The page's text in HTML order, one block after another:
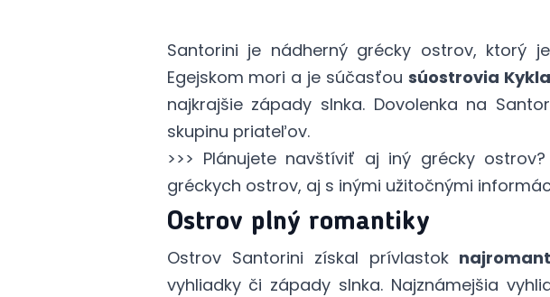
Santorini je nádherný grécky ostrov, ktorý
Egejskom mori a je súčasťou súostrovia
najkrajšie západy slnka. Dovolenka na
skupinu priateľov.
>>> Plánujete navštíviť aj iný grécky
gréckych ostrov, aj s inými užitočnými
Ostrov plný romantiky
Ostrov Santorini získal prívlastok
vyhliadky či západy slnka. Najznámejšia